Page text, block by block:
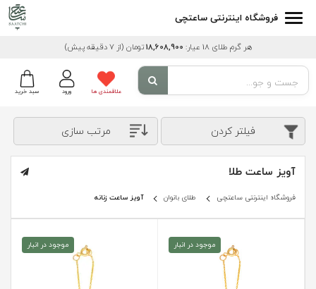
فروشگاه اینترنتی ساعتچی
هر گرم طلای 18 عیار: 18,608,900تومان (از 7 دقیقه پیش)
سبد خرید ورود علاقمندی ها
فیلتر کردن مرتب سازی
آویز ساعت طلا
فروشگاه اینترنتی ساعتچی طلای بانوان آویز ساعت زنانه
موجود در انبار موجود در انبار